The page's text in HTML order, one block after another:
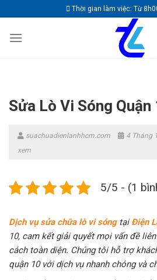
to
content
Thời gian làm việc: Từ
Sửa Lò Vi Sóng Quận
suachuadienlanhhcm.com 4 Tháng
xem
5/5 - (1
Dịch vụ sửa chữa lò vi sóngtại Điện
10, cam kết giải quyết mọi vấn đề
cách toàn diện. Chúng tôi hỗ trợ
quận 10 với dịch vụ nhanh chóng và